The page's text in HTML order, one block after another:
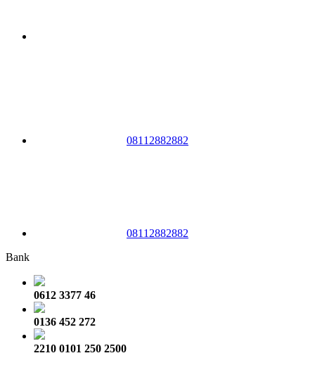
08112882882
08112882882
Bank
0612 3377 46
0136 452 272
2210 0101 250 2500